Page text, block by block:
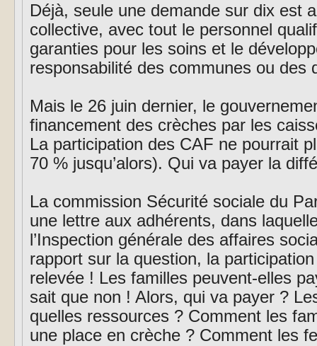
Déjà, seule une demande sur dix est
collective, avec tout le personnel
garanties pour les soins et le
responsabilité des communes ou des
Mais le 26 juin dernier, le
financement des crèches par les
La participation des CAF ne pourrait
70 % jusqu’alors). Qui va payer la
La commission Sécurité sociale du
une lettre aux adhérents, dans
l’Inspection générale des affaires
rapport sur la question, la
relevée ! Les familles peuvent-elles
sait que non ! Alors, qui va payer ?
quelles ressources ? Comment les
une place en crèche ? Comment les